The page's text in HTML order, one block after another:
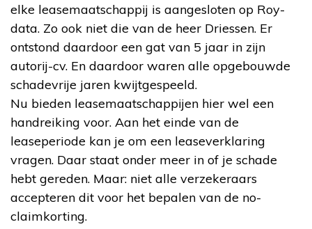
elke leasemaatschappij is aangesloten op Roy-
data. Zo ook niet die van de heer Driessen. Er
ontstond daardoor een gat van 5 jaar in zijn
autorij-cv. En daardoor waren alle opgebouwde
schadevrije jaren kwijtgespeeld.
Nu bieden leasemaatschappijen hier wel een
handreiking voor. Aan het einde van de
leaseperiode kan je om een leaseverklaring
vragen. Daar staat onder meer in of je schade
hebt gereden. Maar: niet alle verzekeraars
accepteren dit voor het bepalen van de no-
claimkorting.